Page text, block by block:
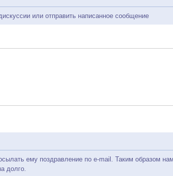
или отправить написанное сообщение
ему поздравление по e-mail. Таким образом
долго.